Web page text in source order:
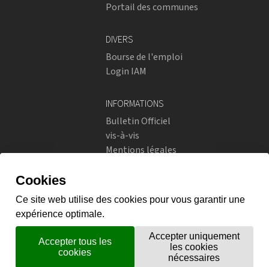
Portail des communes
DIVERS
Bourse de l'emploi
Login IAM
INFORMATIONS
Bulletin Officiel
vis-à-vis
Mentions légales
Instagram
flickr